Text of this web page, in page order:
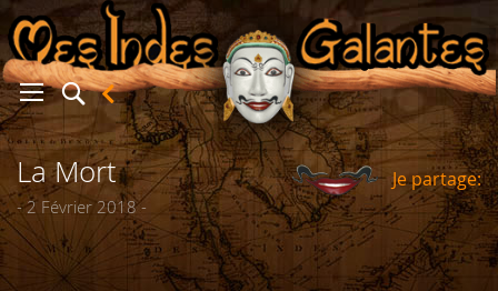
La Mort
- 2 Février 2018 -
Je partage: